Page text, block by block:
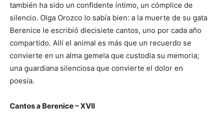
también ha sido un confidente íntimo, un cómplice de
silencio. Olga Orozco lo sabía bien: a la muerte de su gata
Berenice le escribió diecisiete cantos, uno por cada año
compartido. Allí el animal es más que un recuerdo se
convierte en un alma gemela que custodia su memoria;
una guardiana silenciosa que convierte el dolor en
poesía.
Cantos a Berenice – XVII